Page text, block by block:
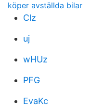
köper avställda bilar
Clz
uj
wHUz
PFG
EvaKc